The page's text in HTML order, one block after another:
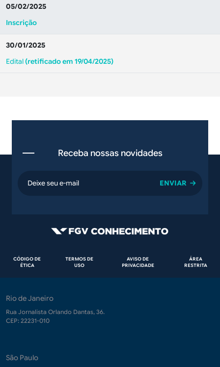
05/02/2025
Inscrição
30/01/2025
Edital(retificado em 19/04/2025)
Receba nossas novidades
email
Rodapé
CÓDIGO DE
ÉTICA
TERMOS DE
USO
AVISO DE
PRIVACIDADE
ÁREA
RESTRITA
Rio de Janeiro
Rua Jornalista Orlando Dantas, 36.
CEP: 22231-010
São Paulo